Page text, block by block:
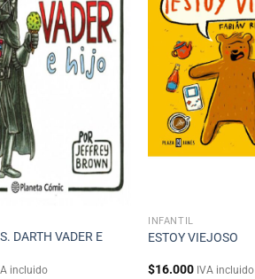
DARTH VADER E
incluido
INFANTIL
ESTOY VIEJOSO
$16.000 IVA incluido